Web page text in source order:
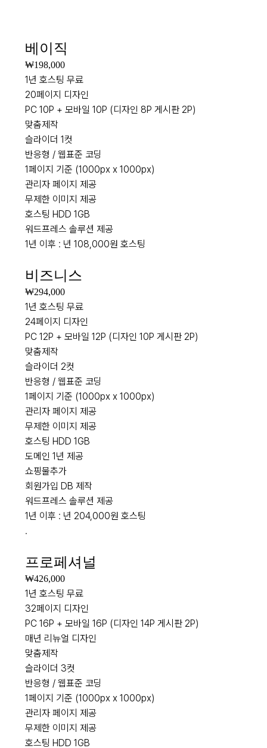
베이직
₩198,000
1년 호스팅 무료
20페이지 디자인
PC 10P + 모바일 10P (디자인 8P 게시판 2P)
맞춤제작
슬라이더 1컷
반응형 / 웹표준 코딩
1페이지 기준 (1000px x 1000px)
관리자 페이지 제공
무제한 이미지 제공
호스팅 HDD 1GB
워드프레스 솔루션 제공
1년 이후 : 년 108,000원 호스팅
비즈니스
₩294,000
1년 호스팅 무료
24페이지 디자인
PC 12P + 모바일 12P (디자인 10P 게시판 2P)
맞춤제작
슬라이더 2컷
반응형 / 웹표준 코딩
1페이지 기준 (1000px x 1000px)
관리자 페이지 제공
무제한 이미지 제공
호스팅 HDD 1GB
도메인 1년 제공
쇼핑물추가
회원가입 DB 제작
워드프레스 솔루션 제공
1년 이후 : 년 204,000원 호스팅
.
프로페셔널
₩426,000
1년 호스팅 무료
32페이지 디자인
PC 16P + 모바일 16P (디자인 14P 게시판 2P)
매년 리뉴얼 디자인
맞춤제작
슬라이더 3컷
반응형 / 웹표준 코딩
1페이지 기준 (1000px x 1000px)
관리자 페이지 제공
무제한 이미지 제공
호스팅 HDD 1GB